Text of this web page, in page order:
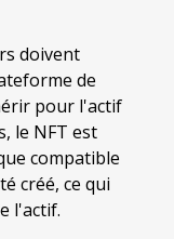
doivent
de
pour l'actif
le NFT est
compatible
créé, ce qui
l'actif.